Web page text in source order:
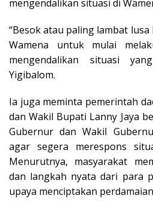
mengendalikan situasi di
“Besok atau paling lambat
Wamena untuk mulai
mengendalikan situasi
Yigibalom.
Ia juga meminta pemerintah
dan Wakil Bupati Lanny Jaya
Gubernur dan Wakil
agar segera merespons
Menurutnya, masyarakat
dan langkah nyata dari para
upaya menciptakan